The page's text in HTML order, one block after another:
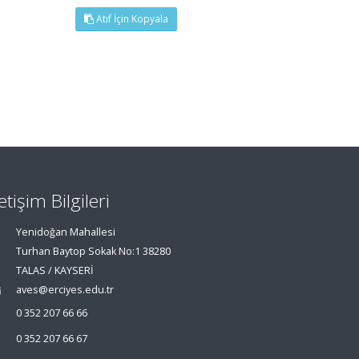
Atıf İçin Kopyala
Bilgileri
Yenidoğan Mahallesi
Turhan Baytop Sokak No:1 38280
TALAS / KAYSERİ
aves@erciyes.edu.tr
0 352 207 66 66
0 352 207 66 67